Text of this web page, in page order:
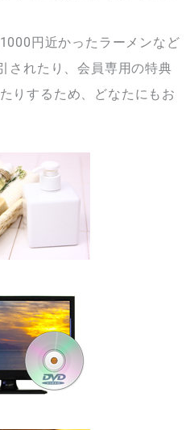
円近かったラーメンなど
されたり、会員専用の特典
りするため、どなたにもお